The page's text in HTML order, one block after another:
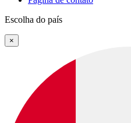
Escolha do país
×